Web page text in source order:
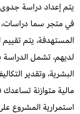
يتم إعداد دراسة
في متجر سما دراسات،
المستهدفة، يتم
لديهم، تشمل الدراسة
البشرية، وتقدير
مالية متوازنة
استمرارية المشروع